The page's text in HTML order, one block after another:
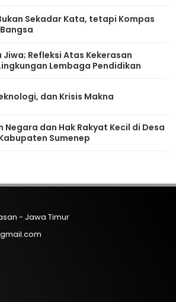
Sekadar Kata, tetapi Kompas
Jiwa; Refleksi Atas Kekerasan
Lembaga Pendidikan
dan Krisis Makna
Negara dan Hak Rakyat Kecil di Desa
Sumenep
- Jawa Timur